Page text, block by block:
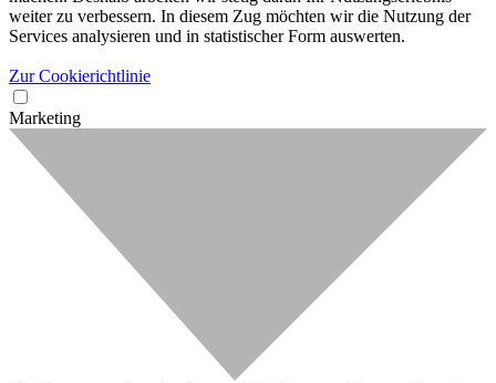
weiter zu verbessern. In diesem Zug möchten wir die Nutzung der
Services analysieren und in statistischer Form auswerten.
Zur Cookierichtlinie
Marketing